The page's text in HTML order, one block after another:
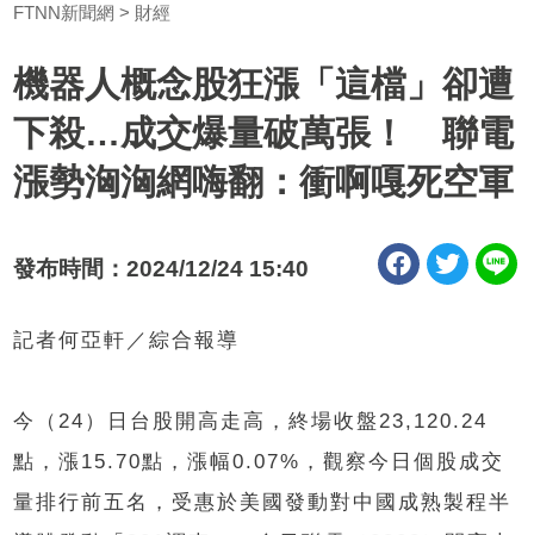
FTNN新聞網 財經
機器人概念股狂漲「這檔」卻遭
下殺…成交爆量破萬張！ 聯電
漲勢洶洶網嗨翻：衝啊嘎死空軍
發布時間：2024/12/24 15:40
記者何亞軒／綜合報導
今（24）日台股開高走高，終場收盤23,120.24
點，漲15.70點，漲幅0.07%，觀察今日個股成交
量排行前五名，受惠於美國發動對中國成熟製程半